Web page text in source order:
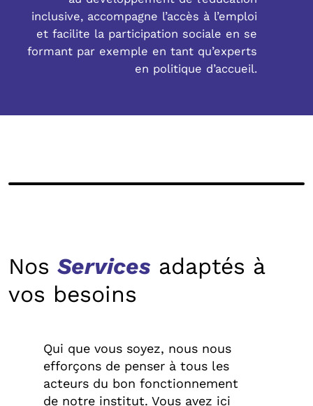
inclusive, accompagne l’accès à l’emploi
et facilite la participation sociale en se
formant par exemple en tant qu’experts
en politique d’accueil.
Nos Services adaptés à
vos besoins
Qui que vous soyez, nous nous
efforçons de penser à tous les
acteurs du bon fonctionnement
de notre institut. Vous avez ici